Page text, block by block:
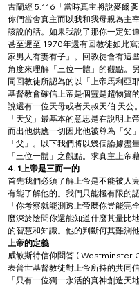
古蘭經 5:116「當時真主將說麥爾
你們當舍真主而以我和我母親為主
該說的話。如果我說了那你一定知
甚至遲至 1970年還有回教徒如此
家男人有妻有子」。回教徒會有這
角度來理解「三位一體」的觀點。
同回教徒所認為的以「上帝馬利亞
基督教會確信上帝是個靈是超物質
說還有一位天母或者天叔天伯 天
「天父」最基本的意思是在說明
而出他供應一切因此他被尊為「父
「父」。以下我們將以幾個論據盡
「三位一體」之觀點。求真主上帝
4. 1上帝是三而一的
首先我們必須了解上帝是不能被人
有能了解他的。我們只能極有限的
「你考察就能測透上帝麼你豈能
麼深於陰間你還能知道什麼其量比
的智慧和知識。他的判斷何其難測
上帝的定義
威敏斯特信仰問答 ( Westminster
表普世基督教徒對上帝所持的共同
「只有一位獨一永活的真神創造天